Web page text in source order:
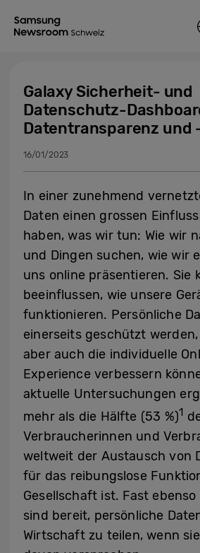
Galaxy Sicherheit- und
Datenschutz-
Datentransparenz und
16/01/2023
In einer zunehmend
Daten einen grossen
haben, was wir tun: Wie wir
und Dingen suchen, wie wir
uns online präsentieren. Sie
beeinflussen, wie unsere
funktionieren. Persönliche
einerseits geschützt
aber auch die individuelle
Experience verbessern
aktuelle Untersuchungen
mehr als die Hälfte (53 %)1
Verbraucherinnen und
weltweit der Austausch von
für das reibungslose
Gesellschaft ist. Fast ebenso
sind bereit, persönliche
Wirtschaft zu teilen, wenn